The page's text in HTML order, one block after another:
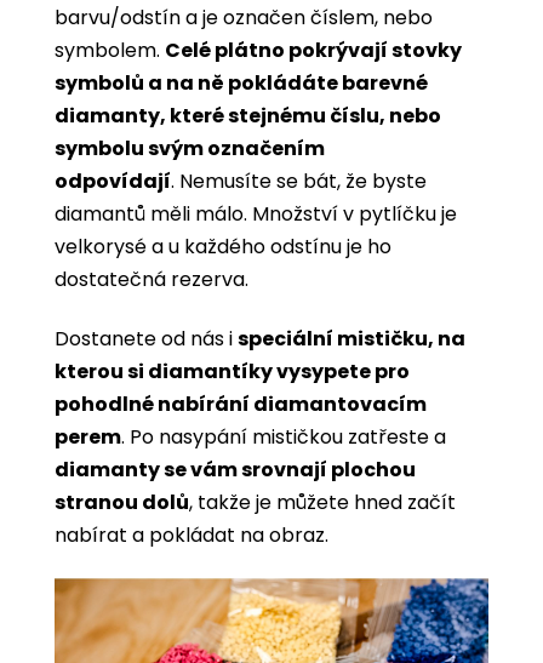
barvu/odstín a je označen číslem, nebo
symbolem. Celé plátno pokrývají stovky
symbolů a na ně pokládáte barevné
diamanty, které stejnému číslu, nebo
symbolu svým označením
odpovídají. Nemusíte se bát, že byste
diamantů měli málo. Množství v pytlíčku je
velkorysé a u každého odstínu je ho
dostatečná rezerva.
Dostanete od nás ispeciální mističku, na
kterou si diamantíky vysypete pro
pohodlné nabírání diamantovacím
perem. Po nasypání mističkou zatřeste a
diamanty se vám srovnají plochou
stranou dolů, takže je můžete hned začít
nabírat a pokládat na obraz.